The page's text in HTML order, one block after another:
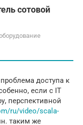
сотовой
доступа к
если с IT
перспективной
ru/video/scala-
таким же